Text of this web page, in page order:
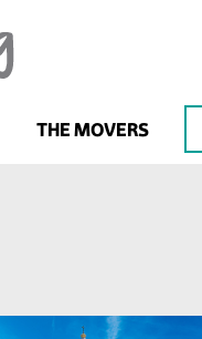
THE MOVERS